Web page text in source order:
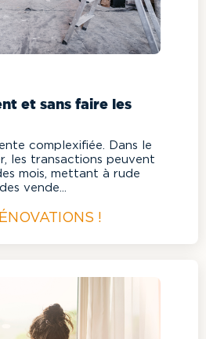
et sans faire les
complexifiée. Dans le
les transactions peuvent
mois, mettant à rude
vende...
!